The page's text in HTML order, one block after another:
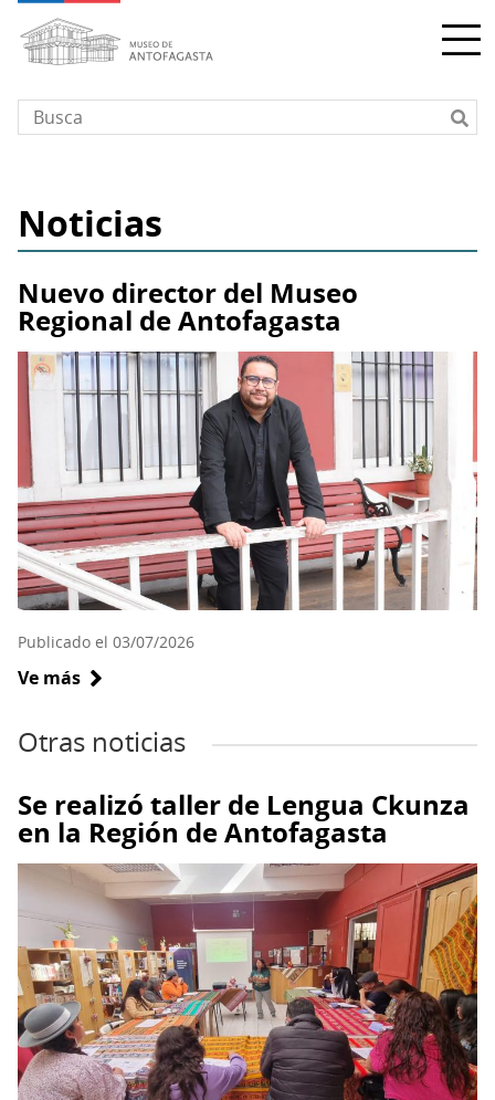
contenido
principal
Noticias
Nuevo director del Museo
Regional de Antofagasta
Publicado el 03/07/2026
Ve más sobre
director
Museo
Regional
de
Antofagasta
Se realizó taller de Lengua Ckunza
en la Región de Antofagasta